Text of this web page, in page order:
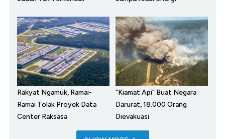
Rakyat Ngamuk, Ramai-
Ramai Tolak Proyek Data
Center Raksasa
"Kiamat Api" Buat Negara
Darurat, 18.000 Orang
Dievakuasi